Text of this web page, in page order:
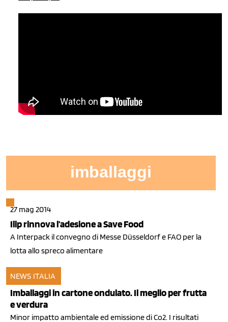
imballaggi
27 mag 2014
Ilip rinnova l’adesione a Save Food
A Interpack il convegno di Messe Düsseldorf e FAO per la
lotta allo spreco alimentare
NEWS ITALIA
12 mag 2013
Imballaggi in cartone ondulato. Il meglio per frutta
e verdura
Minor impatto ambientale ed emissione di Co2. I risultati